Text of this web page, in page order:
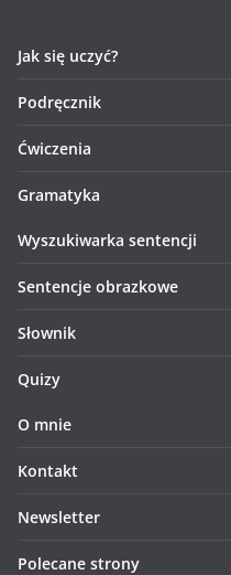
Jak się uczyć?
Podręcznik
Ćwiczenia
Gramatyka
Wyszukiwarka sentencji
Sentencje obrazkowe
Słownik
Quizy
O mnie
Kontakt
Newsletter
Polecane strony